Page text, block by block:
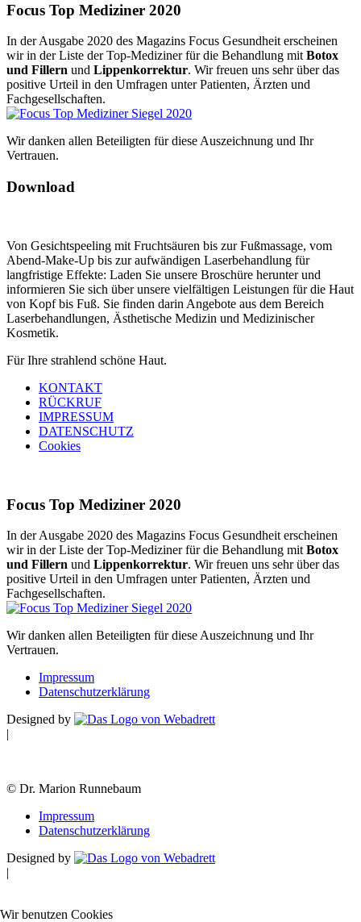
Focus Top Mediziner 2020
In der Ausgabe 2020 des Magazins Focus Gesundheit erscheinen
wir in der Liste der Top-Mediziner für die Behandlung mit Botox
und Fillern und Lippenkorrektur. Wir freuen uns sehr über das
positive Urteil in den Umfragen unter Patienten, Ärzten und
Fachgesellschaften.
Wir danken allen Beteiligten für diese Auszeichnung und Ihr
Vertrauen.
Download
Von Gesichtspeeling mit Fruchtsäuren bis zur Fußmassage, vom
Abend-Make-Up bis zur aufwändigen Laserbehandlung für
langfristige Effekte: Laden Sie unsere Broschüre herunter und
informieren Sie sich über unsere vielfältigen Leistungen für die Haut
von Kopf bis Fuß. Sie finden darin Angebote aus dem Bereich
Laserbehandlungen, Ästhetische Medizin und Medizinischer
Kosmetik.
Für Ihre strahlend schöne Haut.
KONTAKT
RÜCKRUF
IMPRESSUM
DATENSCHUTZ
Cookies
Focus Top Mediziner 2020
In der Ausgabe 2020 des Magazins Focus Gesundheit erscheinen
wir in der Liste der Top-Mediziner für die Behandlung mit Botox
und Fillern und Lippenkorrektur. Wir freuen uns sehr über das
positive Urteil in den Umfragen unter Patienten, Ärzten und
Fachgesellschaften.
Wir danken allen Beteiligten für diese Auszeichnung und Ihr
Vertrauen.
Impressum
Datenschutzerklärung
Designed by
|
© Dr. Marion Runnebaum
Impressum
Datenschutzerklärung
Designed by
|
Wir benutzen Cookies